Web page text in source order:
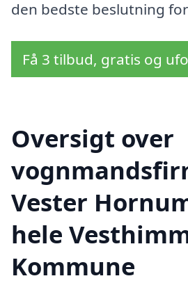
den bedste beslutning
Få 3 tilbud, gratis og
Oversigt over
Vester
hele
Kommune